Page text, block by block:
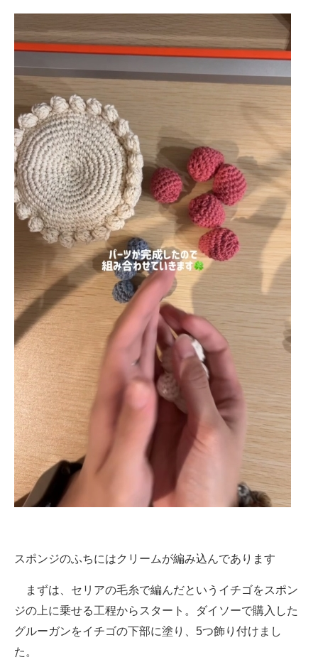
スポンジのふちにはクリームが編み込んであります
まずは、セリアの毛糸で編んだというイチゴをスポン
ジの上に乗せる工程からスタート。ダイソーで購入した
グルーガンをイチゴの下部に塗り、5つ飾り付けまし
た。